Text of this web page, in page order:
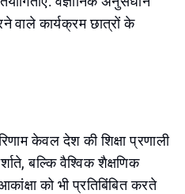
वाले कार्यक्रम छात्रों के
केवल देश की शिक्षा प्रणाली
बल्कि वैश्विक शैक्षणिक
को भी प्रतिबिंबित करते